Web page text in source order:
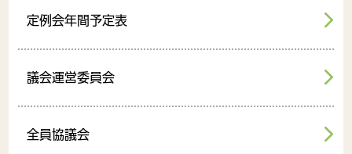
定例会年間予定表
議会運営委員会
全員協議会